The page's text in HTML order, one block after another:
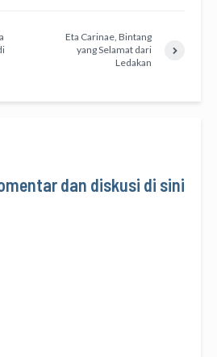
Eta Carinae, Bintang
yang Selamat dari
Ledakan
dan diskusi di sini